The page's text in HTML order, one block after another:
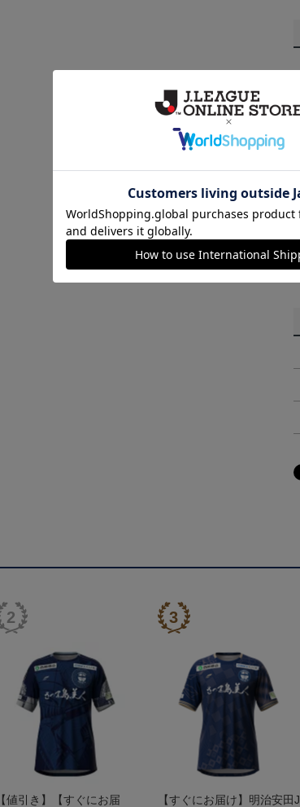
【値引き】【すぐにお届
【すぐにお届け】明治安田J